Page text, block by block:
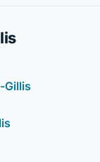
Gillis